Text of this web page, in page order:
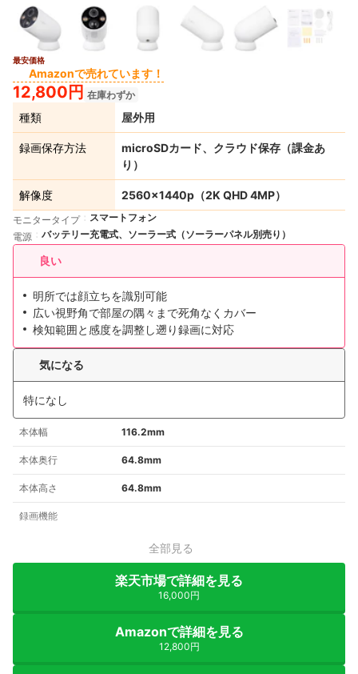
最安価格
Amazonで売れています！
12,800円 在庫わずか
種類 屋外用
録画保存方法
microSDカード、クラウド保存（課金あ
り）
解像度 2560×1440p（2K QHD 4MP）
モニタータイプ
スマートフォン
電源
バッテリー充電式、ソーラー式（ソーラーパネル別売り）
良い
明所では顔立ちを識別可能
広い視野角で部屋の隅々まで死角なくカバー
検知範囲と感度を調整し遡り録画に対応
気になる
特になし
本体幅 116.2mm
本体奥行 64.8mm
本体高さ 64.8mm
録画機能
全部見る
楽天市場で詳細を見る
16,000円
Amazonで詳細を見る
12,800円